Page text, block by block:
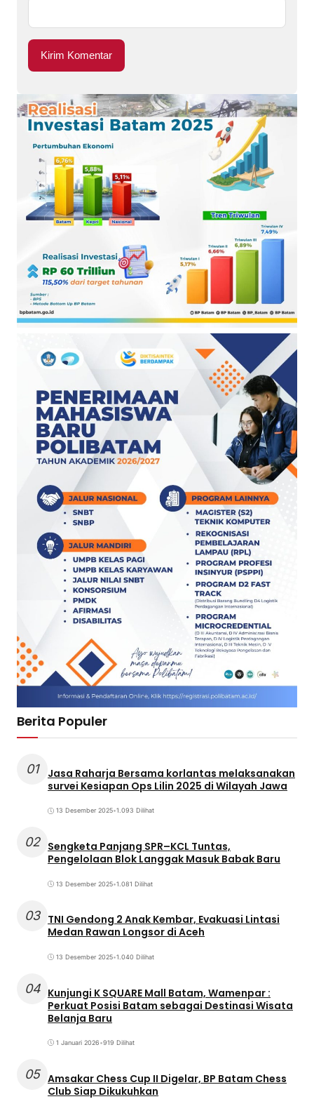
Berita Populer
01
Jasa Raharja Bersama korlantas melaksanakan
survei Kesiapan Ops Lilin 2025 di Wilayah Jawa
13 Desember 2025•1.093 Dilihat
02 Sengketa Panjang SPR–KCL Tuntas,
Pengelolaan Blok Langgak Masuk Babak Baru
13 Desember 2025•1.081 Dilihat
03 TNI Gendong 2 Anak Kembar, Evakuasi Lintasi
Medan Rawan Longsor di Aceh
13 Desember 2025•1.040 Dilihat
04 Kunjungi K SQUARE Mall Batam, Wamenpar :
Perkuat Posisi Batam sebagai Destinasi Wisata
Belanja Baru
1 Januari 2026•919 Dilihat
05 Amsakar Chess Cup II Digelar, BP Batam Chess
Club Siap Dikukuhkan